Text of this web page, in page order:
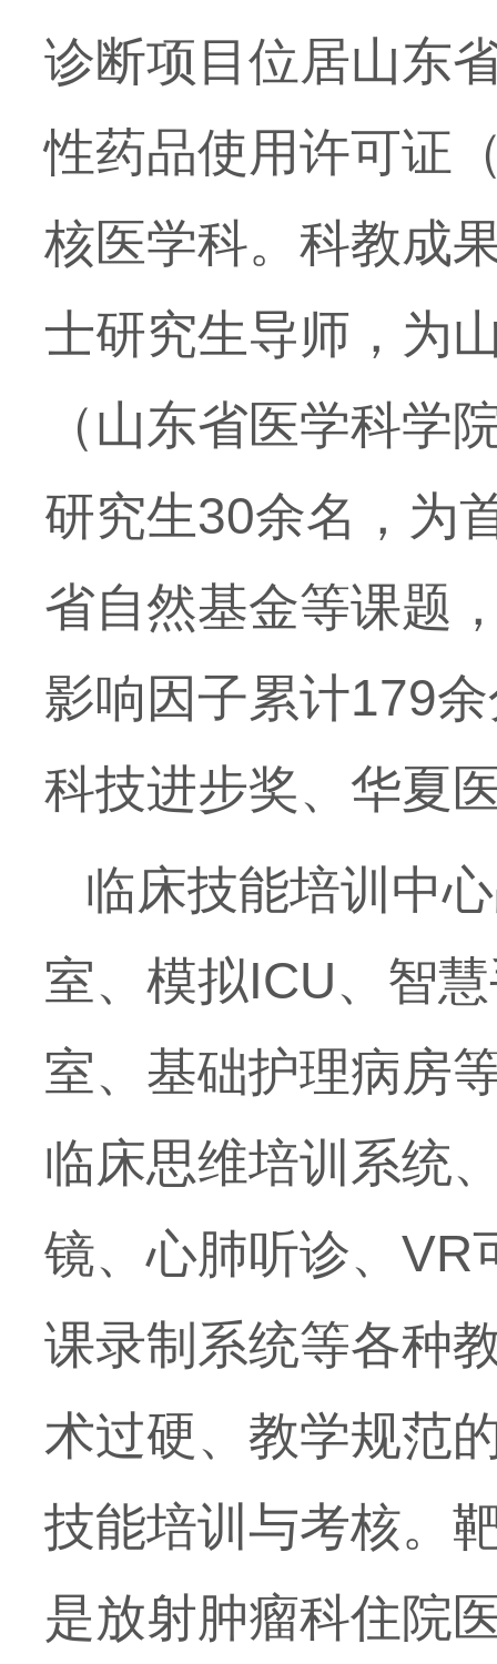
诊断项目位居山东
性药品使用许可证
核医学科。科教成
士研究生导师，为
（山东省医学科学
研究生30余名，为
省自然基金等课题
影响因子累计179
科技进步奖、华夏
临床技能培训中
室、模拟ICU、智
室、基础护理病房
临床思维培训系统
镜、心肺听诊、 VR
课录制系统等各种
术过硬、教学规范
技能培训与考核。
是放射肿瘤科住院